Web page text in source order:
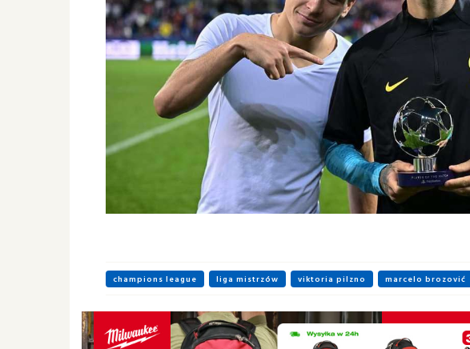
champions league liga mistrzów viktoria pilzno marcelo brozović